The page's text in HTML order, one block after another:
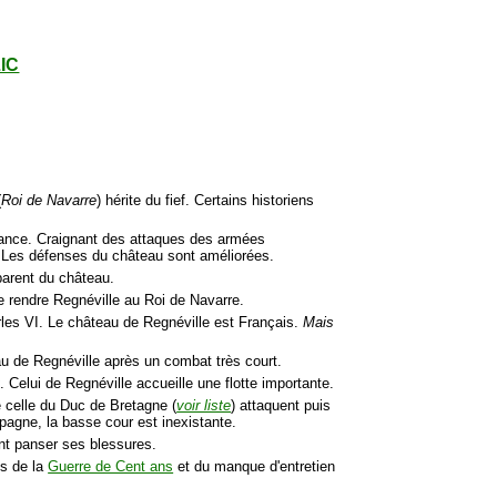
Roi de Navarre) hérite du fief. Certains historiens
Craignant des attaques des armées
défenses du château sont améliorées.
du château.
Regnéville au Roi de Navarre.
VI. Le château de Regnéville est Français.Mais
de Regnéville après un combat très court.
de Regnéville accueille une flotte importante.
du Duc de Bretagne (voir liste) attaquent puis
la basse cour est inexistante.
panser ses blessures.
de laGuerre de Cent ans et du manque d'entretien